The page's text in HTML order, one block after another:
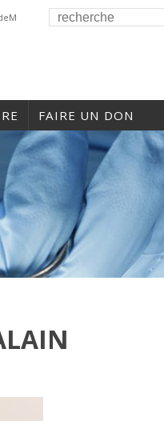
FAIRE UN DON